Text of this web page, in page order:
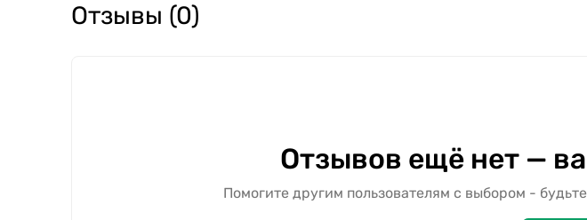
Отзывы (0)
Отзывов ещё нет —
Помогите другим пользователям с выбором -